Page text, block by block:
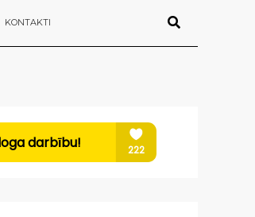
KONTAKTI